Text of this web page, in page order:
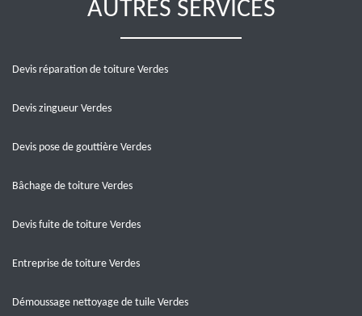
AUTRES SERVICES
Devis réparation de toiture Verdes
Devis zingueur Verdes
Devis pose de gouttière Verdes
Bâchage de toiture Verdes
Devis fuite de toiture Verdes
Entreprise de toiture Verdes
Démoussage nettoyage de tuile Verdes